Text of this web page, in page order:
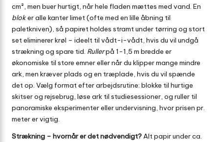
cm², men buer hurtigt, når hele fladen mættes med vand. En
bloker alle kanter limet (ofte med en lille åbning til
paletkniven), så papiret holdes stramt under tørring og stort
set eliminerer krøl – ideelt til vådt-i-vådt, hvis du vil undgå
strækning og spare tid. Rullerpå 1-1,5 m bredde er
økonomiske til store emner eller når du klipper mange mindre
ark, men kræver plads og en træplade, hvis du vil spænde
det op. Vælg format efter arbejdsrutine: blokke til hurtige
skitser og rejsebrug, løse ark til studie­sessioner, og ruller til
panoramiske eksperimenter eller undervisning, hvor prisen pr.
meter er vigtig.
Strækning – hvornår er det nødvendigt?Alt papir under ca.